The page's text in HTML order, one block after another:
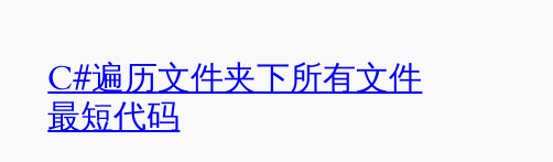
C#遍历文件夹下所有文件
最短代码